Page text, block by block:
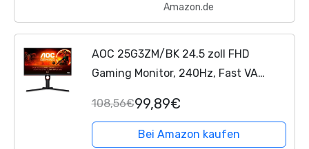
Amazon.de
AOC 25G3ZM/BK 24.5 zoll FHD
Gaming Monitor, 240Hz, Fast VA
FreeSync Premium,
Höhenverstellung,(1920x1080 HDMI
108,56€99,89€
Bei Amazon kaufen